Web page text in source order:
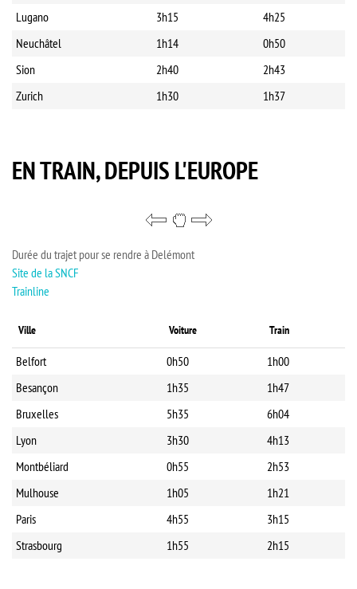
Lugano
3h15
4h25
Neuchâtel
1h14
0h50
Sion
2h40
2h43
Zurich
1h30 1h37
EN TRAIN, DEPUIS L'EUROPE
Ville Voiture Train
Durée du trajet pour se rendre à Delémont
Site de la SNCF
Trainline
Belfort 0h50
1h00
Besançon
1h35
1h47
Bruxelles
5h35
6h04
Lyon
3h30
4h13
Montbéliard
0h55
2h53
Mulhouse
1h05
1h21
Paris
4h55
3h15
Strasbourg
1h55 2h15